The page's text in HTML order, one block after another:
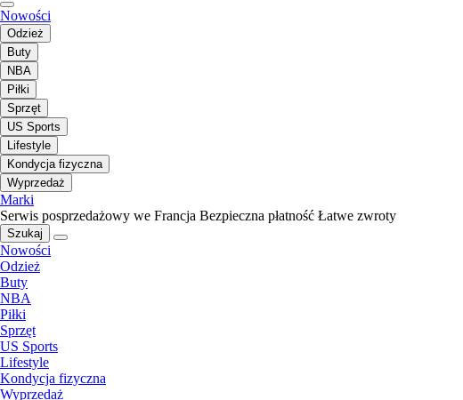
Nowości
Odzież
Buty
NBA
Piłki
Sprzęt
US Sports
Lifestyle
Kondycja fizyczna
Wyprzedaż
Marki
Serwis posprzedażowy we Francja Bezpieczna płatność Łatwe zwroty
Szukaj
Nowości
Odzież
Buty
NBA
Piłki
Sprzęt
US Sports
Lifestyle
Kondycja fizyczna
Wyprzedaż